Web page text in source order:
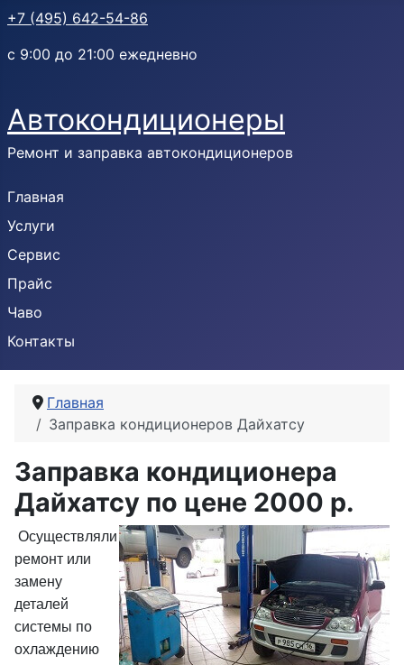
+7 (495) 642-54-86
с 9:00 до 21:00 ежедневно
Автокондиционеры
Ремонт и заправка автокондиционеров
Главная
Услуги
Сервис
Прайс
Чаво
Контакты
Главная
Заправка кондиционеров Дайхатсу
Заправка кондиционера
Дайхатсу по цене 2000 р.
Осуществляли
ремонт или
замену
деталей
системы по
охлаждению